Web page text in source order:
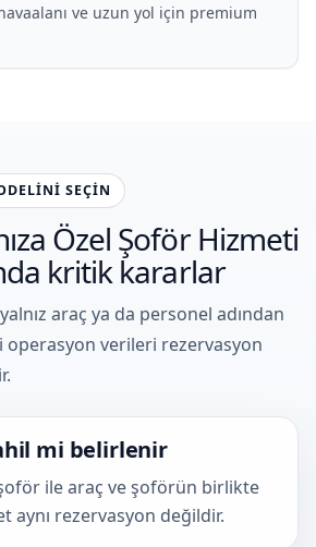
ve uzun yol için premium
SEÇIN
Özel Şoför Hizmeti
kritik kararlar
araç ya da personel adından
operasyon verileri rezervasyon
mi belirlenir
şoför ile araç ve şoförün birlikte
aynı rezervasyon değildir.